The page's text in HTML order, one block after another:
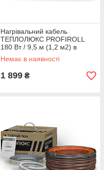
Нагрівальний кабель
ТЕПЛОЛЮКС PROFIROLL
180 Вт / 9,5 м (1,2 м2) в
стяжку, тепла підлога
електричний Профі
Немає в наявності
1 899 ₴